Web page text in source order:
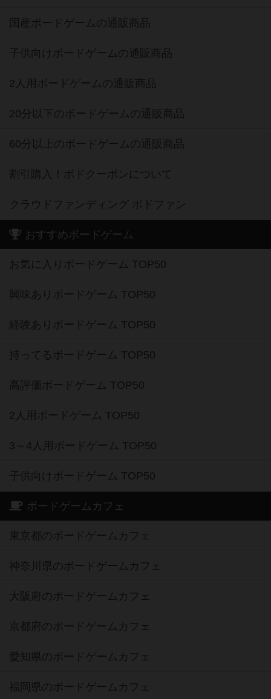
国産ボードゲームの通販商品
子供向けボードゲームの通販商品
2人用ボードゲームの通販商品
20分以下のボードゲームの通販商品
60分以上のボードゲームの通販商品
割引購入！ボドクーポンについて
クラウドファンディング ボドファン
おすすめボードゲーム
お気に入りボードゲーム TOP50
興味ありボードゲーム TOP50
経験ありボードゲーム TOP50
持ってるボードゲーム TOP50
高評価ボードゲーム TOP50
2人用ボードゲーム TOP50
3～4人用ボードゲーム TOP50
子供向けボードゲーム TOP50
ボードゲームカフェ
東京都のボードゲームカフェ
神奈川県のボードゲームカフェ
大阪府のボードゲームカフェ
京都府のボードゲームカフェ
愛知県のボードゲームカフェ
福岡県のボードゲームカフェ